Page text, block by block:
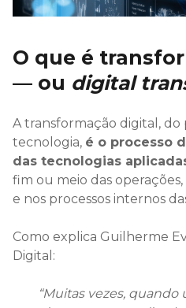
O que é
— ou digital
A transformação digital, do
tecnologia, é o processo
das tecnologias
fim ou meio das
e nos processos internos
Como explica Guilherme
Digital:
“Muitas vezes,